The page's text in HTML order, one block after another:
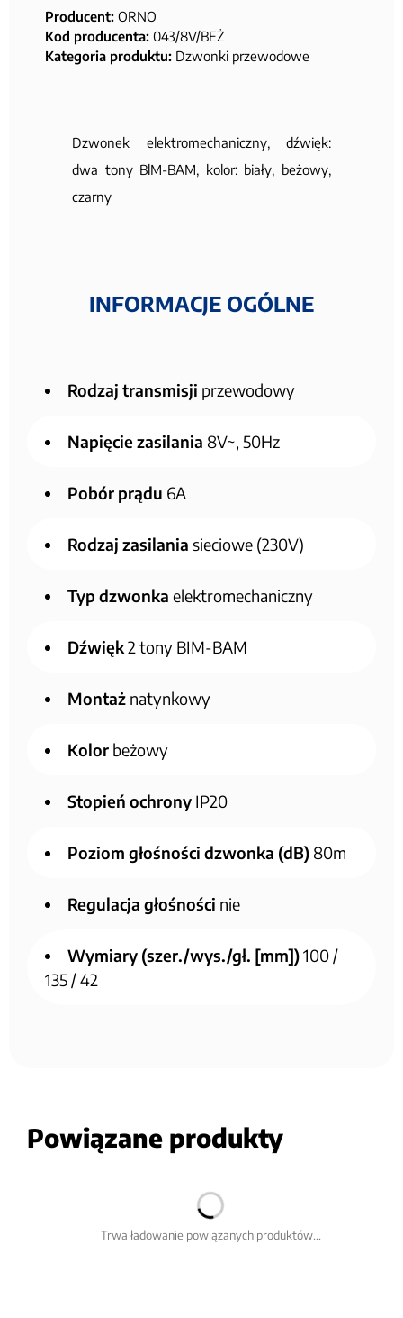
Producent: ORNO
Kod producenta: 043/8V/BEŻ
Kategoria produktu: Dzwonki przewodowe
Dzwonek elektromechaniczny, dźwięk:
dwa tony BlM-BAM, kolor: biały, beżowy,
czarny
INFORMACJE OGÓLNE
Rodzaj transmisji przewodowy
Napięcie zasilania 8V~, 50Hz
Pobór prądu 6A
Rodzaj zasilania sieciowe (230V)
Typ dzwonka elektromechaniczny
Dźwięk2 tony BIM-BAM
Montaż natynkowy
Kolor beżowy
Stopień ochrony IP20
Poziom głośności dzwonka (dB) 80m
Regulacja głośności nie
Wymiary (szer./wys./gł. [mm])100 /
135 / 42
Powiązane produkty
Trwa ładowanie powiązanych produktów...